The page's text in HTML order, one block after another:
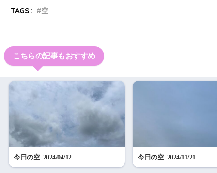
TAGS :
空
こちらの記事もおすすめ
今日の空_2024/04/12 今日の空_2024/11/21